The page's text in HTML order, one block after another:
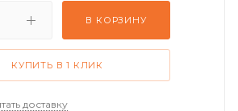
В КОРЗИНУ
КУПИТЬ В 1 КЛИК
доставку